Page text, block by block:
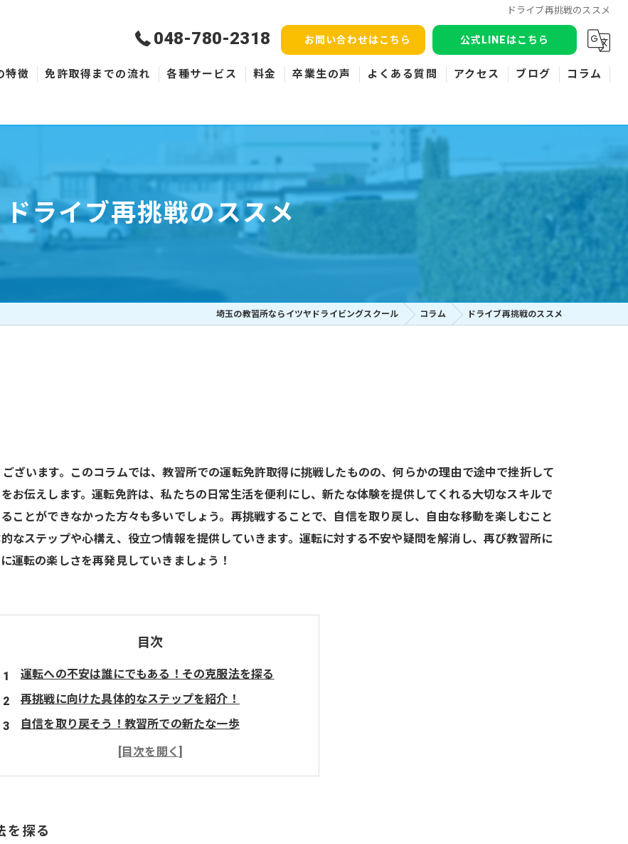
ドライブ再挑戦のススメ
048-780-2318 お問い合わせはこちら 公式LINEはこちら
特徴 免許取得までの流れ 各種サービス
ペーパードライバー
料金 卒業生の声 よくある質問 アクセス ブログ コラム
ドライブ再挑戦のススメ
埼玉の教習所ならイツヤドライビングスクール コラム ドライブ再挑戦のススメ
ざいます。このコラムでは、教習所での運転免許取得に挑戦したものの、何らかの理由で途中で挫折して
お伝えします。運転免許は、私たちの日常生活を便利にし、新たな体験を提供してくれる大切なスキルで
ことができなかった方々も多いでしょう。再挑戦することで、自信を取り戻し、自由な移動を楽しむこと
なステップや心構え、役立つ情報を提供していきます。運転に対する不安や疑問を解消し、再び教習所に
運転の楽しさを再発見していきましょう！
目次
運転への不安は誰にでもある！その克服法を探る
再挑戦に向けた具体的なステップを紹介！
自信を取り戻そう！教習所での新たな一歩
運転の楽しさを再発見！自由な移動の喜び
再挑戦で広がる新しい世界！あなたも運転を楽しもう
を探る